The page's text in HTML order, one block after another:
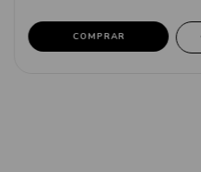
COMPRAR